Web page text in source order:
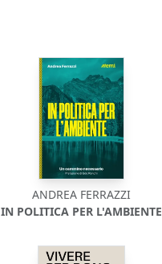
ANDREA FERRAZZI
IN POLITICA PER L'AMBIENTE